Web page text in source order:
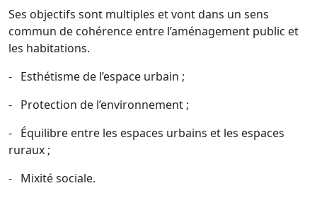
Ses objectifs sont multiples et vont dans un sens
commun de cohérence entre l’aménagement public et
les habitations.
- Esthétisme de l’espace urbain ;
- Protection de l’environnement ;
- Équilibre entre les espaces urbains et les espaces
ruraux ;
- Mixité sociale.